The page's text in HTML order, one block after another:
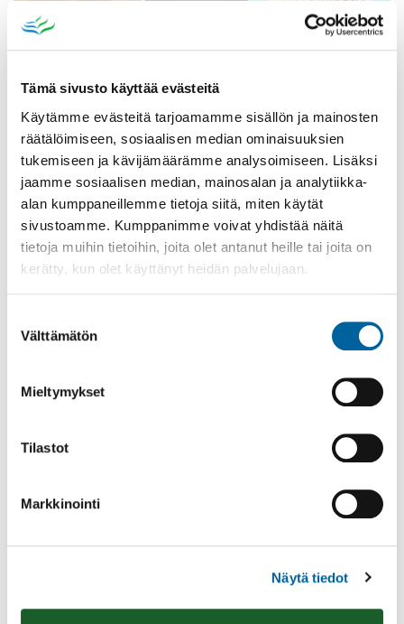
Tämä sivusto käyttää evästeitä
Käytämme evästeitä tarjoamamme sisällön ja mainosten
räätälöimiseen, sosiaalisen median ominaisuuksien
tukemiseen ja kävijämäärämme analysoimiseen. Lisäksi
jaamme sosiaalisen median, mainosalan ja analytiikka-
alan kumppaneillemme tietoja siitä, miten käytät
sivustoamme. Kumppanimme voivat yhdistää näitä
tietoja muihin tietoihin, joita olet antanut heille tai joita on
kerätty, kun olet käyttänyt heidän palvelujaan.
valinta
Välttämätön
Mieltymykset
Tilastot
Markkinointi
Näytä tiedot
Poistomyynti kirjaston aukioloaikana
03.06.2026-31.08.2026
Poppelikatu 10
Lue lisää
Avoimet ovet Jyllin Kodin kuntosalilla